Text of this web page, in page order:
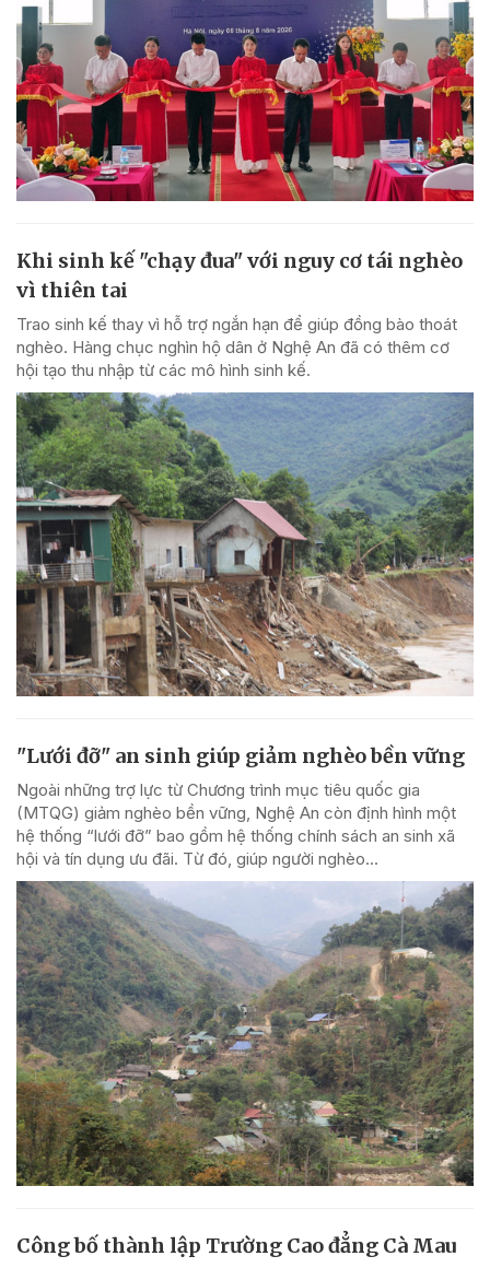
Khi sinh kế "chạy đua" với nguy cơ tái nghèo
vì thiên tai
Trao sinh kế thay vì hỗ trợ ngắn hạn để giúp đồng bào thoát
nghèo. Hàng chục nghìn hộ dân ở Nghệ An đã có thêm cơ
hội tạo thu nhập từ các mô hình sinh kế.
"Lưới đỡ" an sinh giúp giảm nghèo bền vững
Ngoài những trợ lực từ Chương trình mục tiêu quốc gia
(MTQG) giảm nghèo bền vững, Nghệ An còn định hình một
hệ thống “lưới đỡ” bao gồm hệ thống chính sách an sinh xã
hội và tín dụng ưu đãi. Từ đó, giúp người nghèo...
Công bố thành lập Trường Cao đẳng Cà Mau